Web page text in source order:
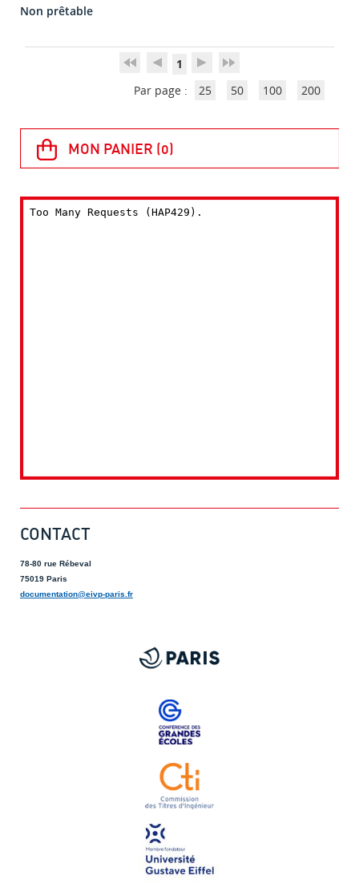
Non prêtable
1
Par page :
25 50 100 200
CONTACT
78-80 rue Rébeval
75019 Paris
documentation@eivp-paris.fr